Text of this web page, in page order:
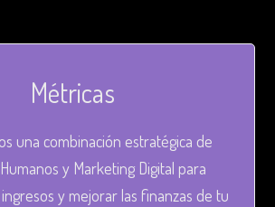
Métricas
una combinación estratégica de
y Marketing Digital para
y mejorar las finanzas de tu